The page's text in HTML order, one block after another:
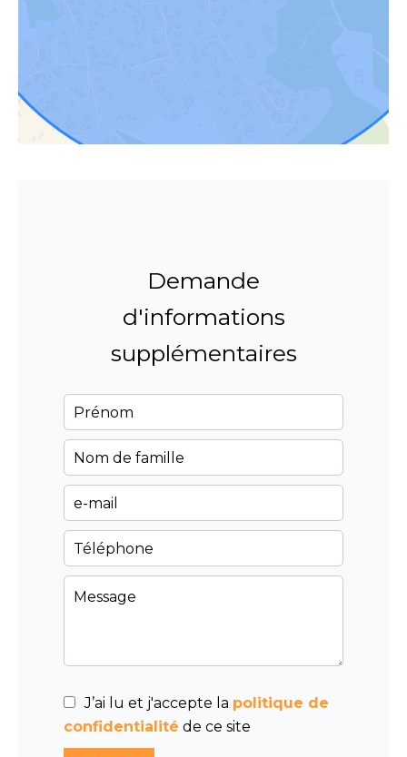
Demande
d'informations
supplémentaires
J’ai lu et j'accepte la politique de
confidentialité de ce site